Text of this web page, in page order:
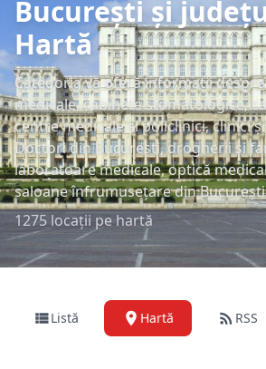
București și
Hartă
Categoria vă oferă informații
medicale, cabinete stomatologice,
centre medicale și policlinici, clinici
Doctori din București, drogherii și
laboratoare medicale, optică
saloane înfrumusețare din
1275 locații pe hartă
Listă Hartă RSS